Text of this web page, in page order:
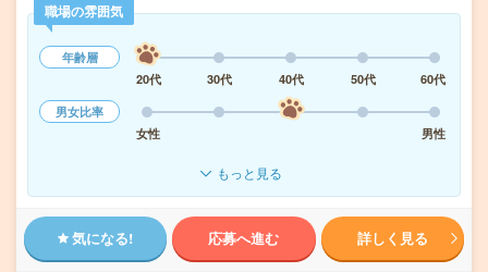
職場の雰囲気
年齢層
20代
30代 40代 50代
60代
男女比率
女性
男性
もっと見る
気になる! 応募へ進む 詳しく見る